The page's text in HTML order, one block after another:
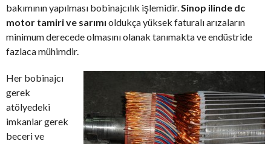
bakımının yapılması bobinajcılık işlemidir.Sinop ilinde dc
motor tamiri ve sarımı oldukça yüksek faturalı arızaların
minimum derecede olmasını olanak tanımakta ve endüstride
fazlaca mühimdir.
Her bobinajcı
gerek
atölyedeki
imkanlar gerek
beceri ve